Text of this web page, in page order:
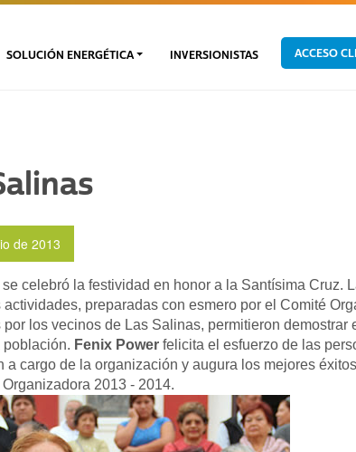
SOLUCIÓN ENERGÉTICA INVERSIONISTAS ACCESO
de 2013
celebró la festividad en honor a la Santísima Cruz.
actividades, preparadas con esmero por el Comité
por los vecinos de Las Salinas, permitieron demostrar
población. Fenix Power felicita el esfuerzo de las
a cargo de la organización y augura los mejores
2013 - 2014.